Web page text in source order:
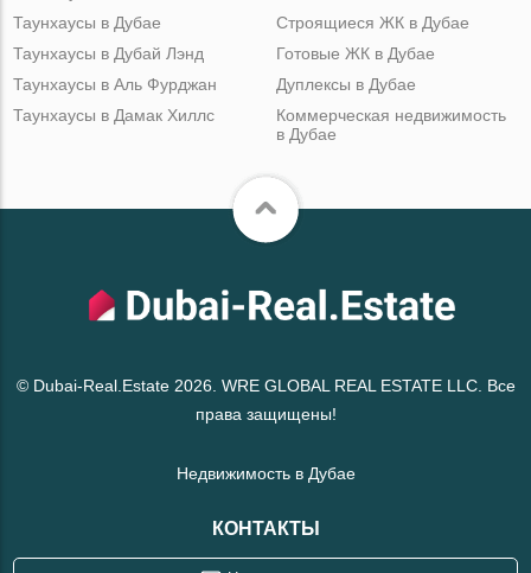
Таунхаусы в Дубае
Таунхаусы в Дубай Лэнд
Таунхаусы в Аль Фурджан
Таунхаусы в Дамак Хиллс
Строящиеся ЖК в Дубае
Готовые ЖК в Дубае
Дуплексы в Дубае
Коммерческая недвижимость
в Дубае
© Dubai-Real.Estate 2026. WRE GLOBAL REAL ESTATE LLC. Все
права защищены!
Недвижимость в Дубае
КОНТАКТЫ